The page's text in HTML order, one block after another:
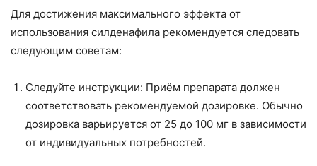
Для достижения максимального эффекта от
использования силденафила рекомендуется следовать
следующим советам:
Следуйте инструкции: Приём препарата должен
соответствовать рекомендуемой дозировке. Обычно
дозировка варьируется от 25 до 100 мг в зависимости
от индивидуальных потребностей.